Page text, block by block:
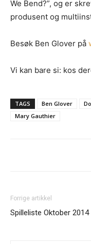
We Bend?”, og er
produsent og
Besøk Ben Glover på
Vi kan bare si: kos
TAGS Ben Glover
Mary Gauthier
Forrige artikkel
Spilleliste Oktober 2014